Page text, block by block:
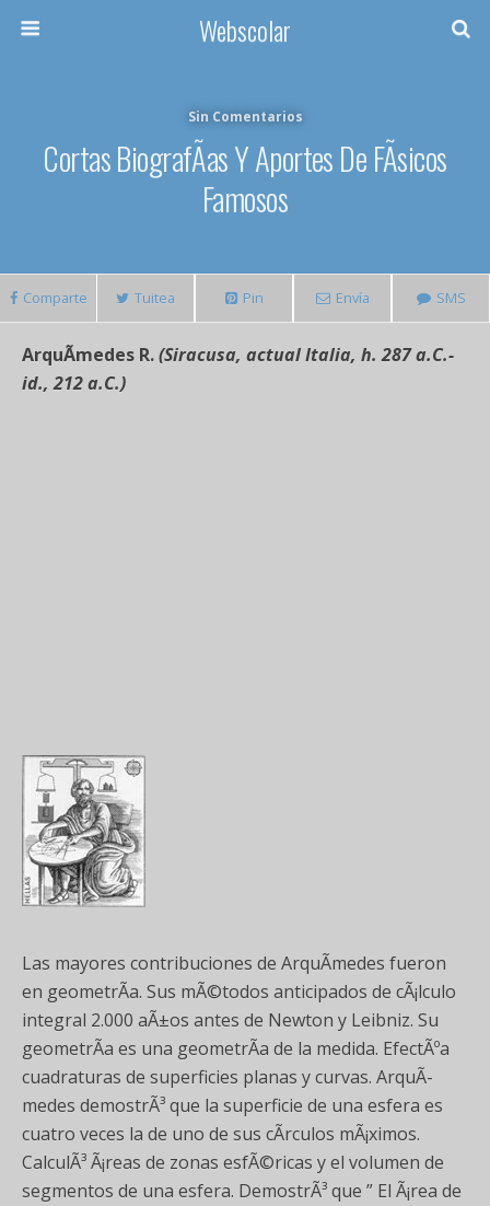
Webscolar
Sin Comentarios
Cortas BiografÃ­as Y Aportes De FÃ­sicos
Famosos
Comparte Tuitea Pin Envía SMS
ArquÃ­medes R.(Siracusa, actual Italia, h. 287 a.C.-
id., 212 a.C.)
Las mayores contribuciones de ArquÃ­medes fueron
en geometrÃ­a. Sus mÃ©todos anticipados de cÃ¡lculo
integral 2.000 aÃ±os antes de Newton y Leibniz. Su
geometrÃ­a es una geometrÃ­a de la medida. EfectÃºa
cuadraturas de superficies planas y curvas. ArquÃ­
medes demostrÃ³ que la superficie de una esfera es
cuatro veces la de uno de sus cÃ­rculos mÃ¡ximos.
CalculÃ³ Ã¡reas de zonas esfÃ©ricas y el volumen de
segmentos de una esfera. DemostrÃ³ que ” El Ã¡rea de